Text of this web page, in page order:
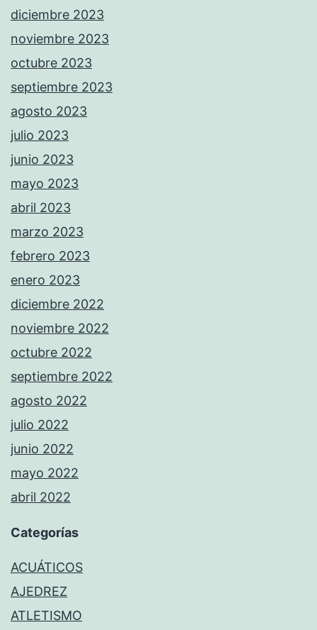
diciembre 2023
noviembre 2023
octubre 2023
septiembre 2023
agosto 2023
julio 2023
junio 2023
mayo 2023
abril 2023
marzo 2023
febrero 2023
enero 2023
diciembre 2022
noviembre 2022
octubre 2022
septiembre 2022
agosto 2022
julio 2022
junio 2022
mayo 2022
abril 2022
Categorías
ACUÁTICOS
AJEDREZ
ATLETISMO